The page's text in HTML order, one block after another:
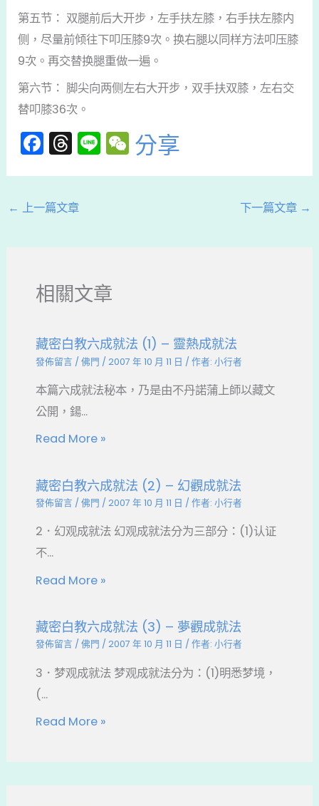
第五节： 双腿前后大开步，左手扶左膝，右手扶左膝内
侧，尽量前倾往下叩压膝9次。换右腿以同样方法叩压膝
9次。再交替换腿重做一遍。
第六节： 脚尖向两侧左右大开步，双手扶双膝，左右交
替叩膝36次。
F
e
o
k
T
a
Li W
e
分享
← 上一篇文章 下一篇文章 →
相關文章
藏密白教六成就法 (1) – 靈熱成就法
發佈留言 / 佛門 / 2007 年 10 月 11 日 / 作者: 小行者
本篇六成就法秘本，乃是由不丹諾蒲上師以藏文
公開，鍚...
Read More »
藏密白教六成就法 (2) – 幻觀成就法
發佈留言 / 佛門 / 2007 年 10 月 11 日 / 作者: 小行者
2．幻观成就法 幻观成就法分为三部分：(1)认证
不...
Read More »
藏密白教六成就法 (3) – 夢觀成就法
發佈留言 / 佛門 / 2007 年 10 月 11 日 / 作者: 小行者
3．梦观成就法 梦观成就法分为：(1)明悉梦境，
(...
Read More »